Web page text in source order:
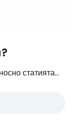
статията...